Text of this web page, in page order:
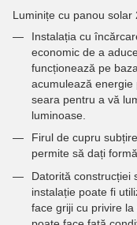
Luminițe cu panou solar
Instalația cu
economic de a
funcționează pe
acumulează energie
seara pentru a vă
luminoase.
Firul de cupru
permite să dați
Datorită construcției
instalație poate fi
face griji cu privire